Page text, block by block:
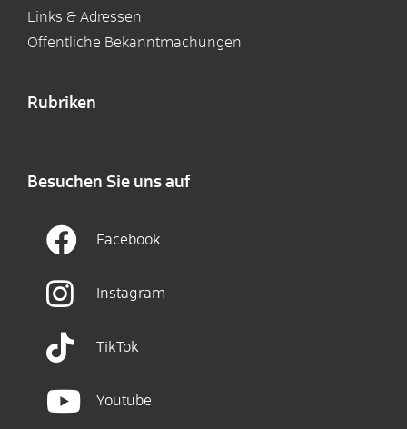
Links & Adressen
Öffentliche Bekanntmachungen
Rubriken
Besuchen Sie uns auf
Facebook
Instagram
TikTok
Youtube